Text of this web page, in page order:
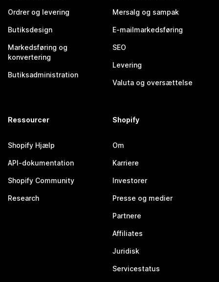
Ordrer og levering
Butiksdesign
Markedsføring og
konvertering
Butiksadministration
Mersalg og sampak
E-mailmarkedsføring
SEO
Levering
Valuta og oversættelse
Ressourcer
Shopify Hjælp
API-dokumentation
Shopify Community
Research
Shopify
Om
Karriere
Investorer
Presse og medier
Partnere
Affiliates
Juridisk
Servicestatus